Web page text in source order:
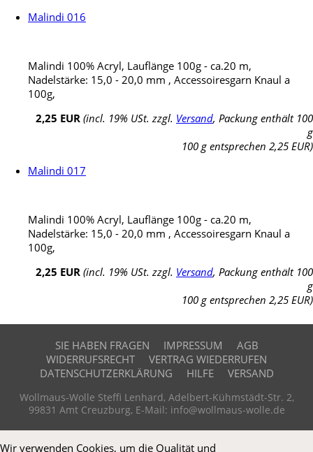
Malindi 016
Malindi 100% Acryl, Lauflänge 100g - ca.20 m,
Nadelstärke: 15,0 - 20,0 mm , Accessoiresgarn Knaul a
100g,
2,25 EUR (incl. 19% USt. zzgl. Versand, Packung enthält 100
g
100 g entsprechen 2,25 EUR)
Malindi 017
Malindi 100% Acryl, Lauflänge 100g - ca.20 m,
Nadelstärke: 15,0 - 20,0 mm , Accessoiresgarn Knaul a
100g,
2,25 EUR (incl. 19% USt. zzgl. Versand, Packung enthält 100
g
100 g entsprechen 2,25 EUR)
SIE HABEN FRAGEN IMPRESSUM
AGB
WIDERRUFSRECHT
VERTRAG WIEDERRUFEN
DATENSCHUTZERKLÄRUNG
HILFE VERSAND
Wollmaus-Wolle Steffi Lenhard, Adelbert-Kühmstädt-Str. 2,
99831 Amt Creuzburg, E-Mail: info@wollmaus-wolle.de
Wir verwenden Cookies, um die Qualität und